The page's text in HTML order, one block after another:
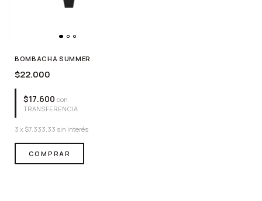
BOMBACHA SUMMER
$22.000
$17.600 con
TRANSFERENCIA
3 x $7.333,33 sin interés
COMPRAR